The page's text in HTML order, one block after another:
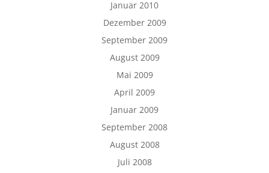
Januar 2010
Dezember 2009
September 2009
August 2009
Mai 2009
April 2009
Januar 2009
September 2008
August 2008
Juli 2008